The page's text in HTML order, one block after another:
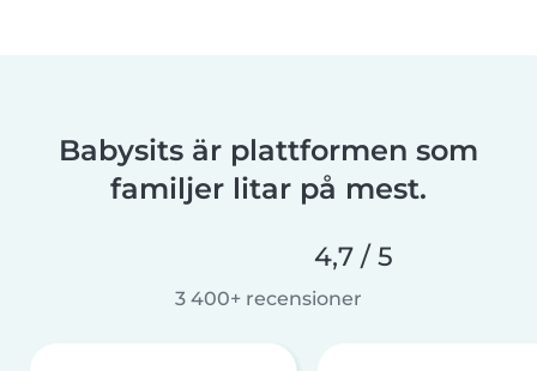
Babysits är plattformen som
familjer litar på mest.
4,7 / 5
3 400+ recensioner